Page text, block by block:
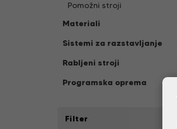
Pomožni stroji
Materiali
Sistemi za razstavljanje
Rabljeni stroji
Programska oprema
Filter